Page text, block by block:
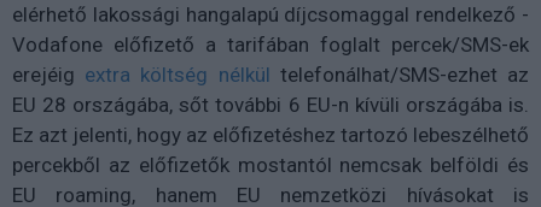
elérhető lakossági hangalapú díjcsomaggal rendelkező -
Vodafone előfizető a tarifában foglalt percek/SMS-ek
erejéig extra költség nélkül telefonálhat/SMS-ezhet az
EU 28 országába, sőt további 6 EU-n kívüli országába is.
Ez azt jelenti, hogy az előfizetéshez tartozó lebeszélhető
percekből az előfizetők mostantól nemcsak belföldi és
EU roaming, hanem EU nemzetközi hívásokat is